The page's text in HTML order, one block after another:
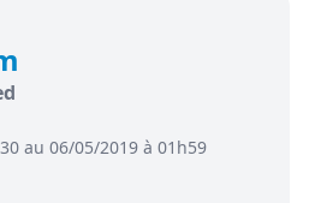
au 06/05/2019 à 01h59